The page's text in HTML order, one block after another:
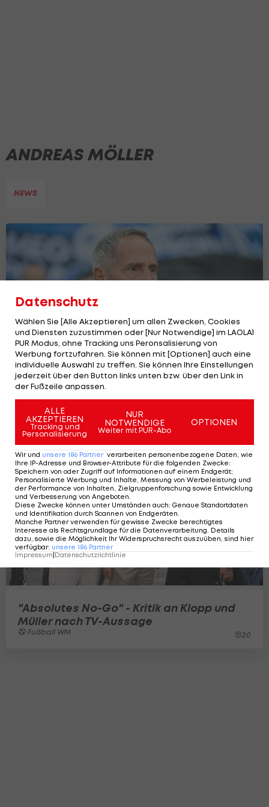
ANDREAS MÖLLER
NEWS
Deutsche Ikone traut Hütter Höhenflug
mit Frankfurt zu
Deutsche Bundesliga
"Absolutes No-Go" - Kritik an Klopp und
Müller nach TV-Aussage
Fußball WM 20
Datenschutz
Wählen Sie [Alle Akzeptieren] um allen Zwecken, Cookies
und Diensten zuzustimmen oder [Nur Notwendige] im LAOLA1
PUR Modus, ohne Tracking uns Peronsalisierung von
Werbung fortzufahren. Sie können mit [Optionen] auch eine
individuelle Auswahl zu treffen. Sie können Ihre Einstellungen
jederzeit über den Button links unten bzw. über den Link in
der Fußzeile anpassen.
ALLE
AKZEPTIEREN
Tracking und
Personalisierung
NUR
NOTWENDIGE
Weiter mit PUR-Abo
OPTIONEN
Wir und unsere 186 Partner verarbeiten personenbezogene Daten, wie
Ihre IP-Adresse und Browser-Attribute für die folgenden Zwecke:
Speichern von oder Zugriff auf Informationen auf einem Endgerät;
Personalisierte Werbung und Inhalte, Messung von Werbeleistung und
der Performance von Inhalten, Zielgruppenforschung sowie Entwicklung
und Verbesserung von Angeboten.
Diese Zwecke können unter Umständen auch: Genaue Standortdaten
und Identifikation durch Scannen von Endgeräten.
Manche Partner verwenden für gewisse Zwecke berechtigtes
Interesse als Rechtsgrundlage für die Datenverarbeitung. Details
dazu, sowie die Möglichkeit Ihr Widerspruchsrecht auszuüben, sind hier
verfügbar: unsere 186 Partner
Impressum Datenschutzrichtlinie